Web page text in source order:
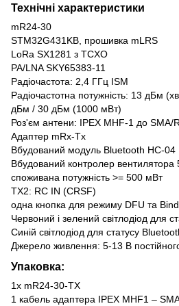
Технічні характеристики
mR24-30
STM32G431KB, прошивка mLRS
LoRa SX1281 з TCXO
PA/LNA SKY65383-11
Радіочастота: 2,4 ГГц ISM
Радіочастотна потужність: 13 дБм
дБм / 30 дБм (1000 мВт)
Роз'єм антени: IPEX MHF-1 до SMA/
Адаптер mRx-Tx
Вбудований модуль Bluetooth HC-04
Вбудований контролер
споживана потужність >= 500 мВт
TX2: RC IN (CRSF)
одна кнопка для режиму DFU та Bind
Червоний і зелений світлодіод для
Синій світлодіод для статусу
Джерело живлення: 5-13 В
Упаковка:
1x mR24-30-TX
1 кабель адаптера IPEX MHF1 –